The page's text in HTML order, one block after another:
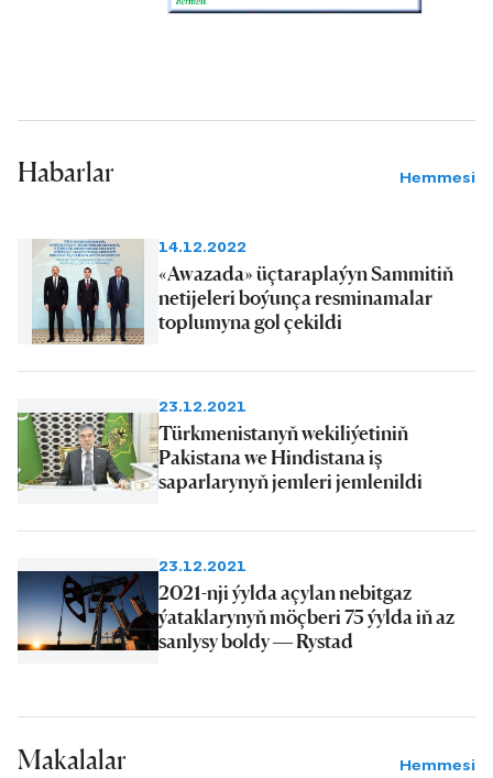
Habarlar Hemmesi
14.12.2022
«Awazada» üçtaraplaýyn Sammitiň
netijeleri boýunça resminamalar
toplumyna gol çekildi
23.12.2021
Türkmenistanyň wekiliýetiniň
Pakistana we Hindistana iş
saparlarynyň jemleri jemlenildi
23.12.2021
2021-nji ýylda açylan nebitgaz
ýataklarynyň möçberi 75 ýylda iň az
sanlysy boldy — Rystad
Makalalar Hemmesi